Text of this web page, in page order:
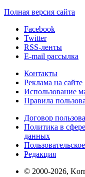
Полная версия сайта
Facebook
Twitter
RSS-ленты
E-mail рассылка
Контакты
Реклама на сайте
Использование
Правила
Договор
Политика в
данных
Редакция
© 2000-2026,